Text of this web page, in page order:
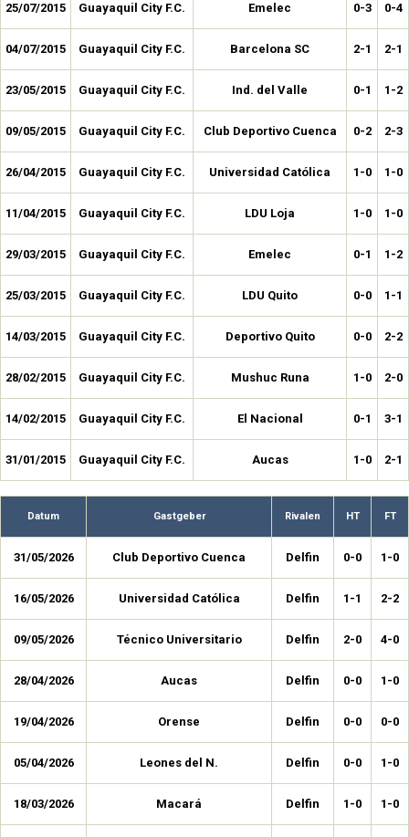
25/07/2015 Guayaquil City F.C. Emelec 0-3 0-4
04/07/2015 Guayaquil City F.C. Barcelona SC 2-1 2-1
23/05/2015 Guayaquil City F.C. Ind. del Valle 0-1 1-2
09/05/2015 Guayaquil City F.C. Club Deportivo Cuenca 0-2 2-3
26/04/2015 Guayaquil City F.C. Universidad Católica 1-0 1-0
11/04/2015 Guayaquil City F.C. LDU Loja 1-0 1-0
29/03/2015 Guayaquil City F.C. Emelec 0-1 1-2
25/03/2015 Guayaquil City F.C. LDU Quito 0-0 1-1
14/03/2015 Guayaquil City F.C. Deportivo Quito 0-0 2-2
28/02/2015 Guayaquil City F.C. Mushuc Runa 1-0 2-0
14/02/2015 Guayaquil City F.C. El Nacional 0-1 3-1
31/01/2015 Guayaquil City F.C. Aucas 1-0 2-1
Datum Gastgeber Rivalen HT FT
31/05/2026 Club Deportivo Cuenca Delfin 0-0 1-0
16/05/2026 Universidad Católica Delfin 1-1 2-2
09/05/2026 Técnico Universitario Delfin 2-0 4-0
28/04/2026 Aucas Delfin 0-0 1-0
19/04/2026 Orense Delfin 0-0 0-0
05/04/2026 Leones del N. Delfin 0-0 1-0
18/03/2026 Macará Delfin 1-0 1-0